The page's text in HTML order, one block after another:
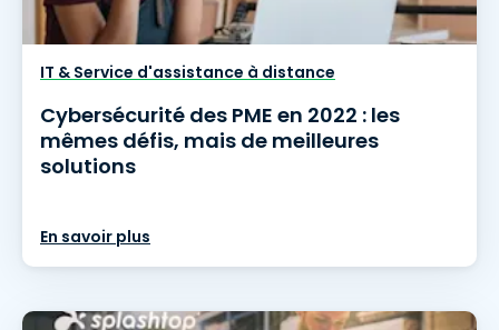
IT & Service d'assistance à distance
Cybersécurité des PME en 2022 : les
mêmes défis, mais de meilleures
solutions
En savoir plus